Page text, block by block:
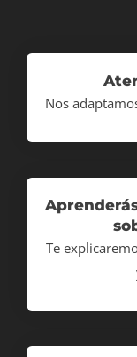
Nos
Te